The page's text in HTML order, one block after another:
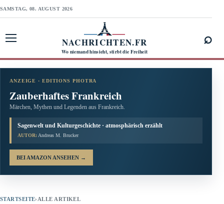
SAMSTAG, 08. AUGUST 2026
NACHRICHTEN.FR
Wo niemand hinsieht, stirbt die Freiheit
⌕
ANZEIGE · EDITIONS PHOTRA
Zauberhaftes Frankreich
Märchen, Mythen und Legenden aus Frankreich.
Sagenwelt und Kulturgeschichte · atmosphärisch erzählt
AUTOR: Andreas M. Brucker
BEI AMAZON ANSEHEN →
STARTSEITE› ALLE ARTIKEL